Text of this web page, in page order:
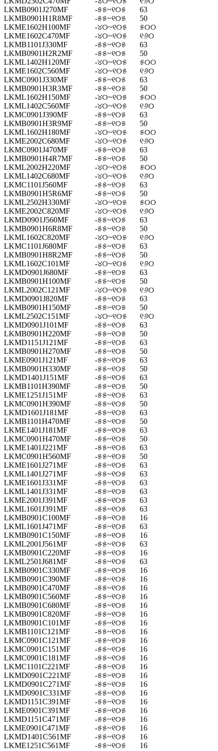
LKMB0901J270MF
-୫୫~୧୦୫
63
LKMB0901H1R8MF
-୫୫~୧୦୫
50
LKME1602H100MF
-୪୦~୧୦୫
୫୦୦
LKME1602C470MF
-୪୦~୧୦୫
୧୬୦
LKMB1101J330MF
-୫୫~୧୦୫
63
LKMB0901H2R2MF
-୫୫~୧୦୫
50
LKML1402H120MF
-୪୦~୧୦୫
୫୦୦
LKME1602C560MF
-୪୦~୧୦୫
୧୬୦
LKMC0901J330MF
-୫୫~୧୦୫
63
LKMB0901H3R3MF
-୫୫~୧୦୫
50
LKML1602H150MF
-୪୦~୧୦୫
୫୦୦
LKML1402C560MF
-୪୦~୧୦୫
୧୬୦
LKMC0901J390MF
-୫୫~୧୦୫
63
LKMB0901H3R9MF
-୫୫~୧୦୫
50
LKML1602H180MF
-୪୦~୧୦୫
୫୦୦
LKME2002C680MF
-୪୦~୧୦୫
୧୬୦
LKMC0901J470MF
-୫୫~୧୦୫
63
LKMB0901H4R7MF
-୫୫~୧୦୫
50
LKML2002H220MF
-୪୦~୧୦୫
୫୦୦
LKML1402C680MF
-୪୦~୧୦୫
୧୬୦
LKMC1101J560MF
-୫୫~୧୦୫
63
LKMB0901H5R6MF
-୫୫~୧୦୫
50
LKML2502H330MF
-୪୦~୧୦୫
୫୦୦
LKME2002C820MF
-୪୦~୧୦୫
୧୬୦
LKMD0901J560MF
-୫୫~୧୦୫
63
LKMB0901H6R8MF
-୫୫~୧୦୫
50
LKML1602C820MF
-୪୦~୧୦୫
୧୬୦
LKMC1101J680MF
-୫୫~୧୦୫
63
LKMB0901H8R2MF
-୫୫~୧୦୫
50
LKML1602C101MF
-୪୦~୧୦୫
୧୬୦
LKMD0901J680MF
-୫୫~୧୦୫
63
LKMB0901H100MF
-୫୫~୧୦୫
50
LKML2002C121MF
-୪୦~୧୦୫
୧୬୦
LKMD0901J820MF
-୫୫~୧୦୫
63
LKMB0901H150MF
-୫୫~୧୦୫
50
LKML2502C151MF
-୪୦~୧୦୫
୧୬୦
LKMD0901J101MF
-୫୫~୧୦୫
63
LKMB0901H220MF
-୫୫~୧୦୫
50
LKMD1151J121MF
-୫୫~୧୦୫
63
LKMB0901H270MF
-୫୫~୧୦୫
50
LKME0901J121MF
-୫୫~୧୦୫
63
LKMB0901H330MF
-୫୫~୧୦୫
50
LKMD1401J151MF
-୫୫~୧୦୫
63
LKMB1101H390MF
-୫୫~୧୦୫
50
LKME1251J151MF
-୫୫~୧୦୫
63
LKMC0901H390MF
-୫୫~୧୦୫
50
LKMD1601J181MF
-୫୫~୧୦୫
63
LKMB1101H470MF
-୫୫~୧୦୫
50
LKME1401J181MF
-୫୫~୧୦୫
63
LKMC0901H470MF
-୫୫~୧୦୫
50
LKME1401J221MF
-୫୫~୧୦୫
63
LKMC0901H560MF
-୫୫~୧୦୫
50
LKME1601J271MF
-୫୫~୧୦୫
63
LKML1401J271MF
-୫୫~୧୦୫
63
LKME1601J331MF
-୫୫~୧୦୫
63
LKML1401J331MF
-୫୫~୧୦୫
63
LKME2001J391MF
-୫୫~୧୦୫
63
LKML1601J391MF
-୫୫~୧୦୫
63
LKMB0901C100MF
-୫୫~୧୦୫
16
LKML1601J471MF
-୫୫~୧୦୫
63
LKMB0901C150MF
-୫୫~୧୦୫
16
LKML2001J561MF
-୫୫~୧୦୫
63
LKMB0901C220MF
-୫୫~୧୦୫
16
LKML2501J681MF
-୫୫~୧୦୫
63
LKMB0901C330MF
-୫୫~୧୦୫
16
LKMB0901C390MF
-୫୫~୧୦୫
16
LKMB0901C470MF
-୫୫~୧୦୫
16
LKMB0901C560MF
-୫୫~୧୦୫
16
LKMB0901C680MF
-୫୫~୧୦୫
16
LKMB0901C820MF
-୫୫~୧୦୫
16
LKMB0901C101MF
-୫୫~୧୦୫
16
LKMB1101C121MF
-୫୫~୧୦୫
16
LKMC0901C121MF
-୫୫~୧୦୫
16
LKMC0901C151MF
-୫୫~୧୦୫
16
LKMC0901C181MF
-୫୫~୧୦୫
16
LKMC1101C221MF
-୫୫~୧୦୫
16
LKMD0901C221MF
-୫୫~୧୦୫
16
LKMD0901C271MF
-୫୫~୧୦୫
16
LKMD0901C331MF
-୫୫~୧୦୫
16
LKMD1151C391MF
-୫୫~୧୦୫
16
LKME0901C391MF
-୫୫~୧୦୫
16
LKMD1151C471MF
-୫୫~୧୦୫
16
LKME0901C471MF
-୫୫~୧୦୫
16
LKMD1401C561MF
-୫୫~୧୦୫
16
LKME1251C561MF
-୫୫~୧୦୫
16